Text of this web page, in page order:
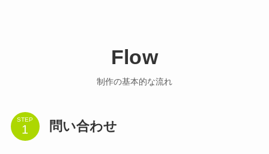
Flow
制作の基本的な流れ
STEP 問い合わせ